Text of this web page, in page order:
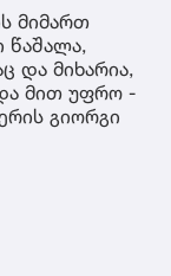
მიმართ
წაშალა,
და მიხარია,
მით უფრო -
გიორგი